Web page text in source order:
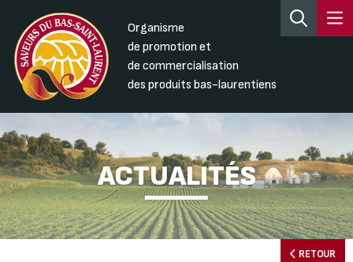
Organisme
de promotion et
de commercialisation
des produits bas-laurentiens
ACTUALITÉS
RETOUR